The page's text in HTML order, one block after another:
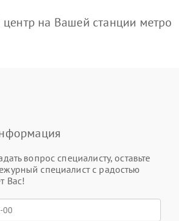
на Вашей станции метро
вопрос специалисту, оставьте
специалист с радостью
Вас!